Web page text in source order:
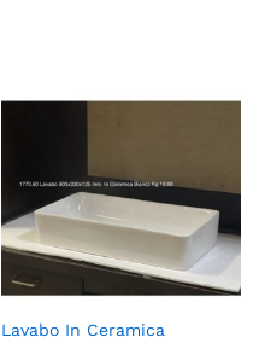
Lavabo In Ceramica